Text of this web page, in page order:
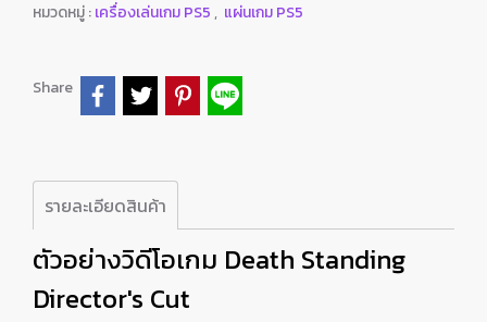
หมวดหมู่ :เครื่องเล่นเกม PS5 , แผ่นเกม PS5
Share
รายละเอียดสินค้า
ตัวอย่างวิดีโอเกม Death Standing
Director's Cut